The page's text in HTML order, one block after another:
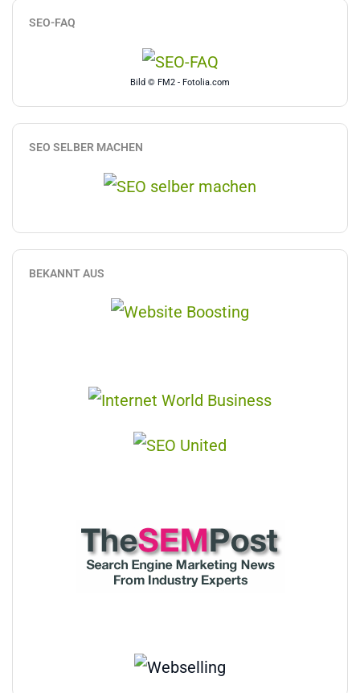
SEO-FAQ
Bild © FM2 - Fotolia.com
SEO SELBER MACHEN
BEKANNT AUS